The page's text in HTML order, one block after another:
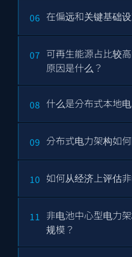
06 在偏远和关键基础
07 可再生能源占比较
原因是什么？
08 什么是分布式本地
09 分布式电力架构如
10 如何从经济上评估
11
非电池中心型电力
规模？